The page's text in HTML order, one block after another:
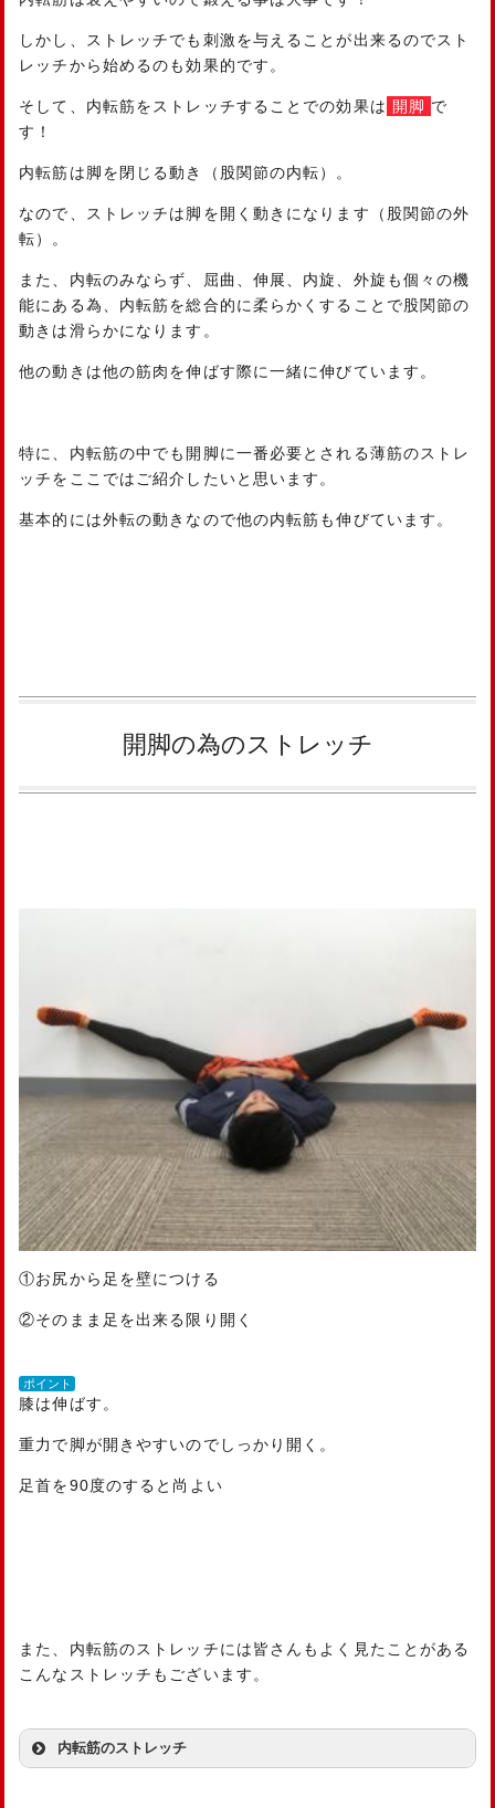
しかし、ストレッチでも刺激を与えることが出来るのでスト
レッチから始めるのも効果的です。
そして、内転筋をストレッチすることでの効果は 開脚 で
す！
内転筋は脚を閉じる動き（股関節の内転）。
なので、ストレッチは脚を開く動きになります（股関節の外
転）。
また、内転のみならず、屈曲、伸展、内旋、外旋も個々の機
能にある為、内転筋を総合的に柔らかくすることで股関節の
動きは滑らかになります。
他の動きは他の筋肉を伸ばす際に一緒に伸びています。
特に、内転筋の中でも開脚に一番必要とされる薄筋のストレ
ッチをここではご紹介したいと思います。
基本的には外転の動きなので他の内転筋も伸びています。
開脚の為のストレッチ
①お尻から足を壁につける
②そのまま足を出来る限り開く
ポイント
膝は伸ばす。
重力で脚が開きやすいのでしっかり開く。
足首を90度のすると尚よい
また、内転筋のストレッチには皆さんもよく見たことがある
こんなストレッチもございます。
内転筋のストレッチ